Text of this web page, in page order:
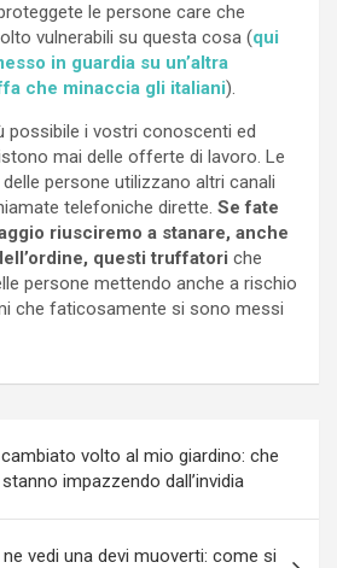
le persone care che
vulnerabili su questa cosa (qui
in guardia su un’altra
che minaccia gli italiani).
possibile i vostri conoscenti ed
mai delle offerte di lavoro. Le
persone utilizzano altri canali
telefoniche dirette. Se fate
riusciremo a stanare, anche
questi truffatori che
persone mettendo anche a rischio
che faticosamente si sono messi
volto al mio giardino: che
impazzendo dall’invidia
vedi una devi muoverti: come si